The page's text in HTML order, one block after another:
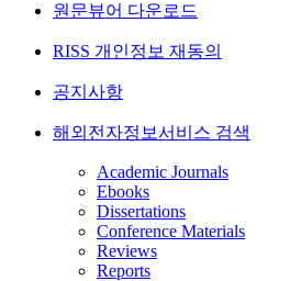
원문뷰어 다운로드
RISS 개인정보 재동의
공지사항
해외전자정보서비스 검색
Academic Journals
Ebooks
Dissertations
Conference Materials
Reviews
Reports